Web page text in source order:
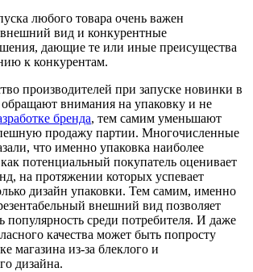
любого товара очень важен
вид и конкурентные
дающие те или иные преисущества
к конкурентам.
производителей при запуске новинки в
внимания на упаковку и не
бренда, тем самим уменьшают
продажу партии. Многочисленные
что именно упаковка наиболее
потенциальный покупатель оценивает
на протяжении которых успевает
дизайн упаковки. Тем самим, именно
внешний вид позволяет
популярность среди потребителя. И даже
качества может быть попросту
магазина из-за блеклого и
дизайна.